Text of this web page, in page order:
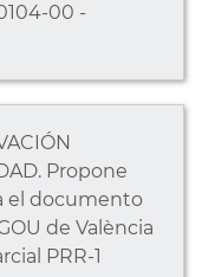
00 -
Propone
el documento
de València
PRR-1